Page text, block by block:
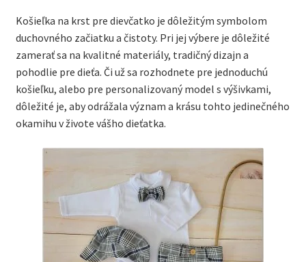
Košieľka na krst pre dievčatko je dôležitým symbolom
duchovného začiatku a čistoty. Pri jej výbere je dôležité
zamerať sa na kvalitné materiály, tradičný dizajn a
pohodlie pre dieťa. Či už sa rozhodnete pre jednoduchú
košieľku, alebo pre personalizovaný model s výšivkami,
dôležité je, aby odrážala význam a krásu tohto jedinečného
okamihu v živote vášho dieťatka.